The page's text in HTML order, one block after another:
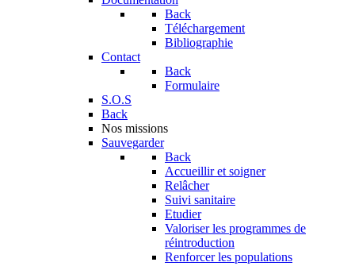
Back
Téléchargement
Bibliographie
Contact
Back
Formulaire
S.O.S
Back
Nos missions
Sauvegarder
Back
Accueillir et soigner
Relâcher
Suivi sanitaire
Etudier
Valoriser les programmes de
réintroduction
Renforcer les populations